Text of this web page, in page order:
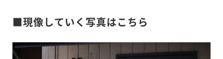
■現像していく写真はこちら